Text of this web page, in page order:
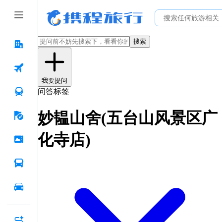
搜索
我要提问
问答标签
妙韫山舍(五台山风景区广
化寺店)